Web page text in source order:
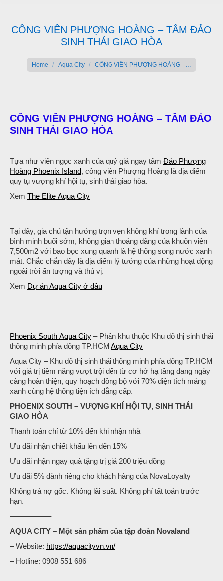
CÔNG VIÊN PHƯỢNG HOÀNG – TÂM ĐẢO
SINH THÁI GIAO HÒA
Home Aqua City CÔNG VIÊN PHƯỢNG HOÀNG –…
CÔNG VIÊN PHƯỢNG HOÀNG – TÂM ĐẢO
SINH THÁI GIAO HÒA
Tựa như viên ngọc xanh của quý giá ngay tâm Đảo Phượng
Hoàng Phoenix Island, công viên Phượng Hoàng là địa điểm
quy tụ vượng khí hội tụ, sinh thái giao hòa.
Xem The Elite Aqua City
Tại đây, gia chủ tận hưởng trọn vẹn không khí trong lành của
bình minh buổi sớm, không gian thoáng đãng của khuôn viên
7,500m2 với bao bọc xung quanh là hệ thống song nước xanh
mát. Chắc chắn đây là địa điểm lý tưởng của những hoạt động
ngoài trời ấn tượng và thú vị.
Xem Dự án Aqua City ở đâu
Phoenix South Aqua City – Phân khu thuộc Khu đô thị sinh thái
thông minh phía đông TP.HCM Aqua City
Aqua City – Khu đô thị sinh thái thông minh phía đông TP.HCM
với giá trị tiềm năng vượt trội đến từ cơ hở hạ tầng đang ngày
càng hoàn thiện, quy hoạch đồng bộ với 70% diện tích mảng
xanh cùng hệ thống tiện ích đẳng cấp.
PHOENIX SOUTH – VƯỢNG KHÍ HỘI TỤ, SINH THÁI
GIAO HÒA
Thanh toán chỉ từ 10% đến khi nhận nhà
Ưu đãi nhận chiết khấu lên đến 15%
Ưu đãi nhận ngay quà tặng trị giá 200 triệu đồng
Ưu đãi 5% dành riêng cho khách hàng của NovaLoyalty
Không trả nợ gốc. Không lãi suất. Không phí tất toán trước
hạn.
—————–
AQUA CITY – Một sản phẩm của tập đoàn Novaland
– Website: https://aquacityvn.vn/
– Hotline: 0908 551 686